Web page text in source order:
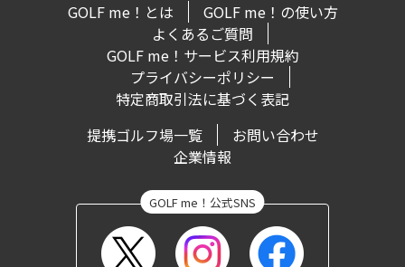
GOLF me！とは
GOLF me！の使い方
よくあるご質問
GOLF me！サービス利用規約
プライバシーポリシー
特定商取引法に基づく表記
提携ゴルフ場一覧
お問い合わせ
企業情報